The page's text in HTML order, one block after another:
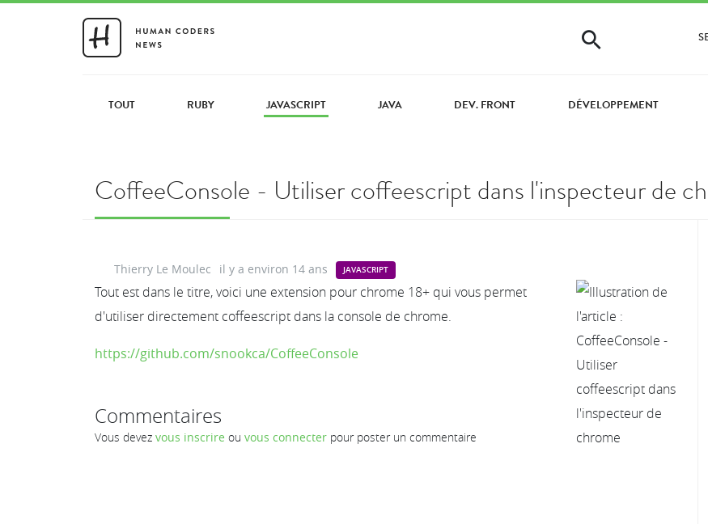
TOUT RUBY JAVASCRIPT JAVA DEV. FRONT DÉVELOPPEMENT
CoffeeConsole - Utiliser coffeescript dans l'inspecteur de
Thierry Le Moulec il y a environ 14 ans JAVASCRIPT
Tout est dans le titre, voici une extension pour chrome 18+ qui vous permet
d'utiliser directement coffeescript dans la console de chrome.
https://github.com/snookca/CoffeeConsole
Commentaires
Vous devez vous inscrire ou vous connecter pour poster un commentaire